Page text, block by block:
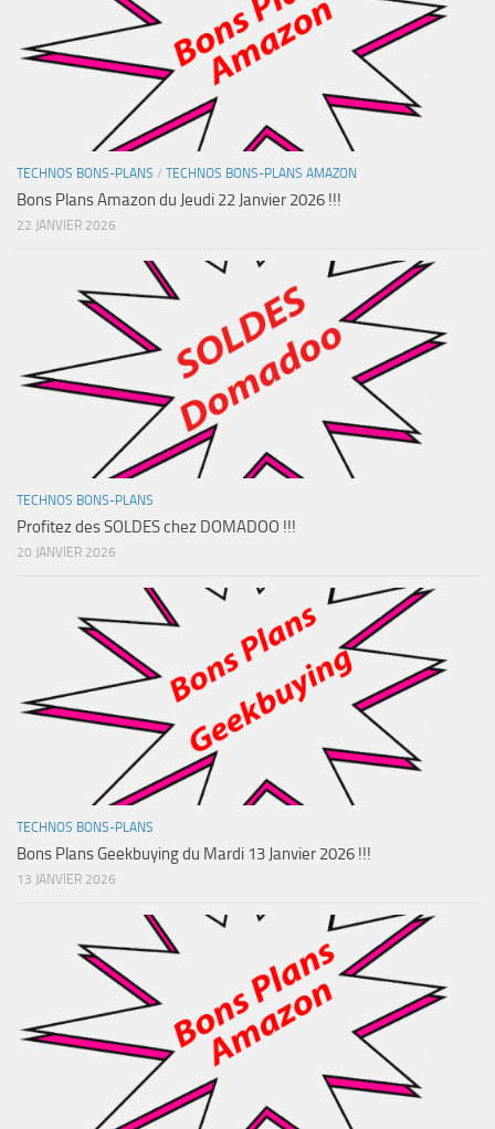
TECHNOS BONS-PLANS / TECHNOS BONS-PLANS AMAZON
Bons Plans Amazon du Jeudi 22 Janvier 2026 !!!
22 JANVIER 2026
TECHNOS BONS-PLANS
Profitez des SOLDES chez DOMADOO !!!
20 JANVIER 2026
TECHNOS BONS-PLANS
Bons Plans Geekbuying du Mardi 13 Janvier 2026 !!!
13 JANVIER 2026